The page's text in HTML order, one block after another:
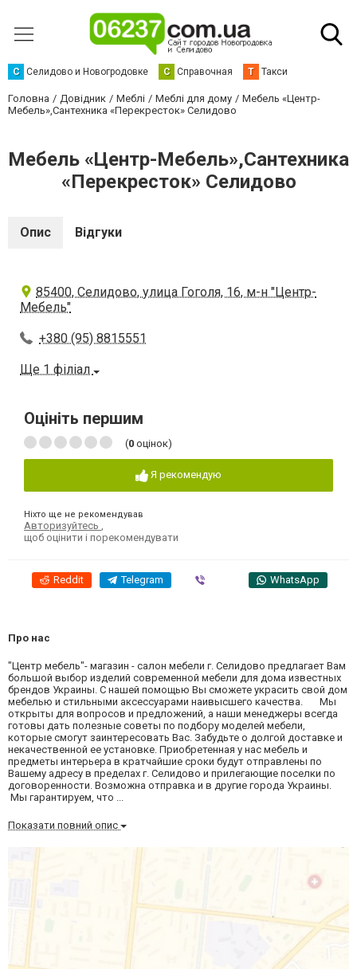
С Селидово и Новогродовке С Справочная Т Такси
Головна Довідник Меблі Меблі для дому
Мебель «Центр-
Мебель»,Сантехника «Перекресток» Селидово
Мебель «Центр-Мебель»,Сантехника
«Перекресток» Селидово
Опис Відгуки
85400, Селидово, улица Гоголя, 16, м-н "Центр-
Мебель"
+380 (95) 8815551
Ще 1 філіал
Оцініть першим
(0 оцінок)
Я рекомендую
Ніхто ще не рекомендував
Авторизуйтесь
щоб оцінити і порекомендувати
Reddit Telegram WhatsApp
Про нас
"Центр мебель"- магазин - салон мебели г. Селидово предлагает Вам
большой выбор изделий современной мебели для дома известных
брендов Украины. С нашей помощью Вы сможете украсить свой дом
мебелью и стильными аксессуарами наивысшего качества. Мы
открыты для вопросов и предложений, а наши менеджеры всегда
готовы дать полезные советы по подбору моделей мебели,
которые смогут заинтересовать Вас. Забудьте о долгой доставке и
некачественной ее установке. Приобретенная у нас мебель и
предметы интерьера в кратчайшие сроки будут отправлены по
Вашему адресу в пределах г. Селидово и прилегающие поселки по
договоренности. Возможна отправка и в другие города Украины.
Мы гарантируем, что ...
Показати повний опис